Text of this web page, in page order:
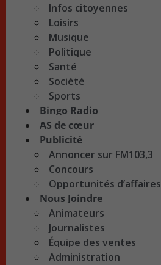
Infos citoyennes
Loisirs
Musique
Politique
Santé
Société
Sports
Bingo Radio
AS de cœur
Publicité
Annoncer sur FM103,3
Concours
Opportunités d’affaires
Nous Joindre
Animateurs
Journalistes
Équipe des ventes
Administration